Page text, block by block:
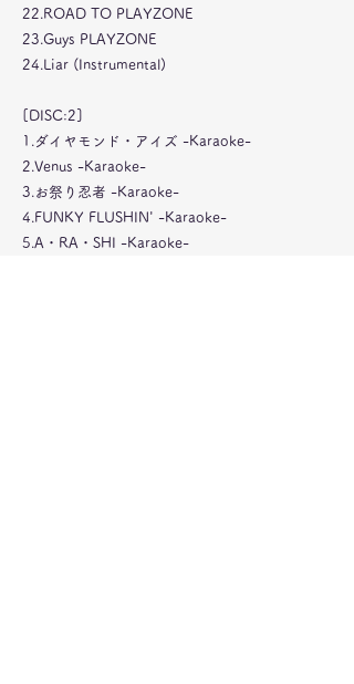
22.ROAD TO PLAYZONE
23.Guys PLAYZONE
24.Liar (Instrumental)
[DISC:2]
1.ダイヤモンド・アイズ -Karaoke-
2.Venus -Karaoke-
3.お祭り忍者 -Karaoke-
4.FUNKY FLUSHIN' -Karaoke-
5.A・RA・SHI -Karaoke-